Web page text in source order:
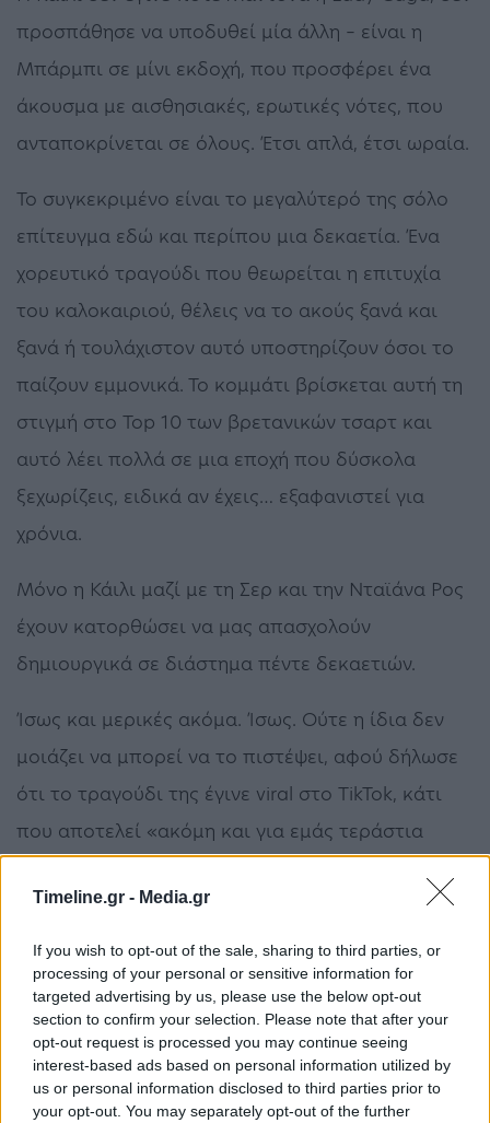
Timeline.gr - Media.gr
If you wish to opt-out of the sale, sharing to third parties, or
processing of your personal or sensitive information for
targeted advertising by us, please use the below opt-out
section to confirm your selection. Please note that after your
opt-out request is processed you may continue seeing
interest-based ads based on personal information utilized by
us or personal information disclosed to third parties prior to
your opt-out. You may separately opt-out of the further
προσπάθησε να υποδυθεί μία άλλη – είναι η
Μπάρμπι σε μίνι εκδοχή, που προσφέρει ένα
άκουσμα με αισθησιακές, ερωτικές νότες, που
ανταποκρίνεται σε όλους. Έτσι απλά, έτσι ωραία.
Το συγκεκριμένο είναι το μεγαλύτερό της σόλο
επίτευγμα εδώ και περίπου μια δεκαετία. Ένα
χορευτικό τραγούδι που θεωρείται η επιτυχία
του καλοκαιριού, θέλεις να το ακούς ξανά και
ξανά ή τουλάχιστον αυτό υποστηρίζουν όσοι το
παίζουν εμμονικά. Το κομμάτι βρίσκεται αυτή τη
στιγμή στο Top 10 των βρετανικών τσαρτ και
αυτό λέει πολλά σε μια εποχή που δύσκολα
ξεχωρίζεις, ειδικά αν έχεις… εξαφανιστεί για
χρόνια.
Μόνο η Κάιλι μαζί με τη Σερ και την Νταϊάνα Ρος
έχουν κατορθώσει να μας απασχολούν
δημιουργικά σε διάστημα πέντε δεκαετιών.
Ίσως και μερικές ακόμα. Ίσως. Ούτε η ίδια δεν
μοιάζει να μπορεί να το πιστέψει, αφού δήλωσε
ότι το τραγούδι της έγινε viral στο TikTok, κάτι
που αποτελεί «ακόμη και για εμάς τεράστια
Ολλανδία, την Αργεντινή, τη Χιλή, τη Νέα
Ζηλανδία και φυσικά τη γενέτειρά της, την
Αυστραλία.
Αν έχει σχέση με το… «Παντάμ, παντάμ» της
Εντίθ Πιαφ; «Εμπνευστήκαμε από τον τίτλο», λέει
η Κάιλι Μινόγκ σήμερα. «Και ακολουθήσαμε τον